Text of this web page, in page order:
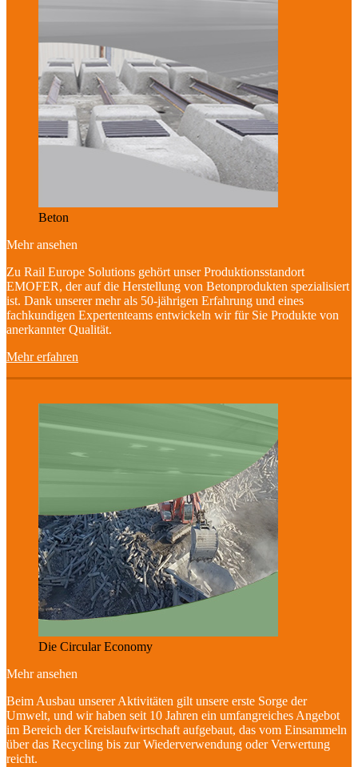
Beton
Mehr ansehen
Zu Rail Europe Solutions gehört unser Produktionsstandort
EMOFER, der auf die Herstellung von Betonprodukten spezialisiert
ist. Dank unserer mehr als 50-jährigen Erfahrung und eines
fachkundigen Expertenteams entwickeln wir für Sie Produkte von
anerkannter Qualität.
Mehr erfahren
Die Circular Economy
Mehr ansehen
Beim Ausbau unserer Aktivitäten gilt unsere erste Sorge der
Umwelt, und wir haben seit 10 Jahren ein umfangreiches Angebot
im Bereich der Kreislaufwirtschaft aufgebaut, das vom Einsammeln
über das Recycling bis zur Wiederverwendung oder Verwertung
reicht.